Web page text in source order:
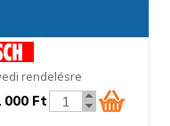
rendelésre
000 Ft